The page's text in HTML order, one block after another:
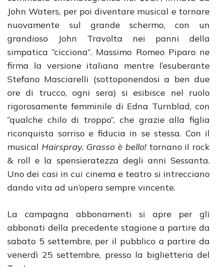
John Waters, per poi diventare musical e tornare
nuovamente sul grande schermo, con un
grandioso John Travolta nei panni della
simpatica “cicciona”. Massimo Romeo Piparo ne
firma la versione italiana mentre l’esuberante
Stefano Masciarelli (sottoponendosi a ben due
ore di trucco, ogni sera) si esibisce nel ruolo
rigorosamente femminile di Edna Turnblad, con
“qualche chilo di troppo”, che grazie alla figlia
riconquista sorriso e fiducia in se stessa. Con il
musical Hairspray. Grasso è bello!tornano il rock
& roll e la spensieratezza degli anni Sessanta.
Uno dei casi in cui cinema e teatro si intrecciano
dando vita ad un’opera sempre vincente.
La campagna abbonamenti si apre per gli
abbonati della precedente stagione a partire da
sabato 5 settembre, per il pubblico a partire da
venerdì 25 settembre, presso la biglietteria del